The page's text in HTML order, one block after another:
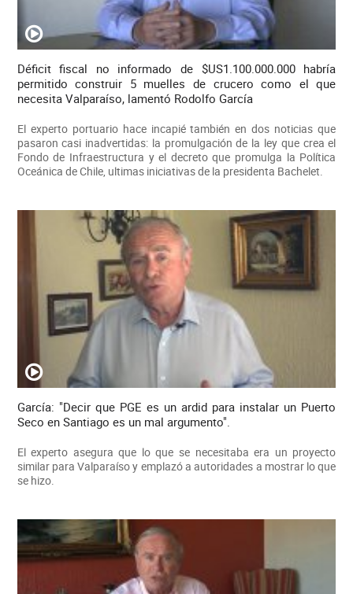
Déficit fiscal no informado de $US1.100.000.000 habría
permitido construir 5 muelles de crucero como el que
necesita Valparaíso, lamentó Rodolfo García
El experto portuario hace incapié también en dos noticias que
pasaron casi inadvertidas: la promulgación de la ley que crea el
Fondo de Infraestructura y el decreto que promulga la Política
Oceánica de Chile, ultimas iniciativas de la presidenta Bachelet.
García: "Decir que PGE es un ardid para instalar un Puerto
Seco en Santiago es un mal argumento".
El experto asegura que lo que se necesitaba era un proyecto
similar para Valparaíso y emplazó a autoridades a mostrar lo que
se hizo.